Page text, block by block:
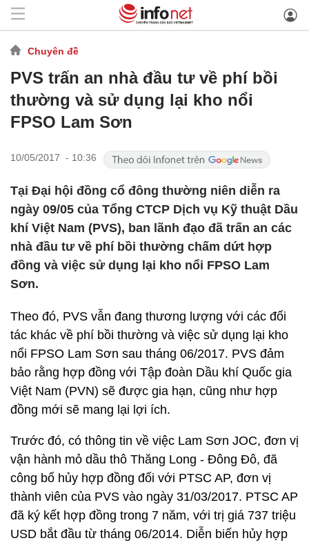
Chuyên đề
PVS trấn an nhà đầu tư về phí bồi
thường và sử dụng lại kho nổi
FPSO Lam Sơn
10/05/2017 - 10:36
Tại Đại hội đồng cổ đông thường niên diễn ra
ngày 09/05 của Tổng CTCP Dịch vụ Kỹ thuật Dầu
khí Việt Nam (PVS), ban lãnh đạo đã trấn an các
nhà đầu tư về phí bồi thường chấm dứt hợp
đồng và việc sử dụng lại kho nổi FPSO Lam
Sơn.
Theo đó, PVS vẫn đang thương lượng với các đối
tác khác về phí bồi thường và việc sử dụng lại kho
nổi FPSO Lam Sơn sau tháng 06/2017. PVS đảm
bảo rằng hợp đồng với Tập đoàn Dầu khí Quốc gia
Việt Nam (PVN) sẽ được gia hạn, cũng như hợp
đồng mới sẽ mang lại lợi ích.
Trước đó, có thông tin về việc Lam Sơn JOC, đơn vị
vận hành mỏ dầu thô Thăng Long - Đông Đô, đã
công bố hủy hợp đồng đối với PTSC AP, đơn vị
thành viên của PVS vào ngày 31/03/2017. PTSC AP
đã ký kết hợp đồng trong 7 năm, với trị giá 737 triệu
USD bắt đầu từ tháng 06/2014. Diễn biến hủy hợp